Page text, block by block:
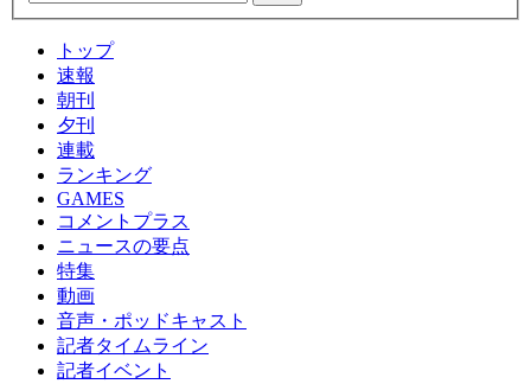
トップ
速報
朝刊
夕刊
連載
ランキング
GAMES
コメントプラス
ニュースの要点
特集
動画
音声・ポッドキャスト
記者タイムライン
記者イベント